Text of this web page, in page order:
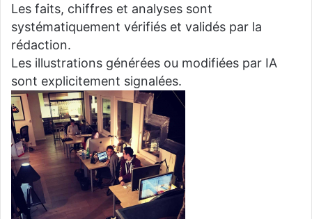
Les faits, chiffres et analyses sont
systématiquement vérifiés et validés par la
rédaction.
Les illustrations générées ou modifiées par IA
sont explicitement signalées.